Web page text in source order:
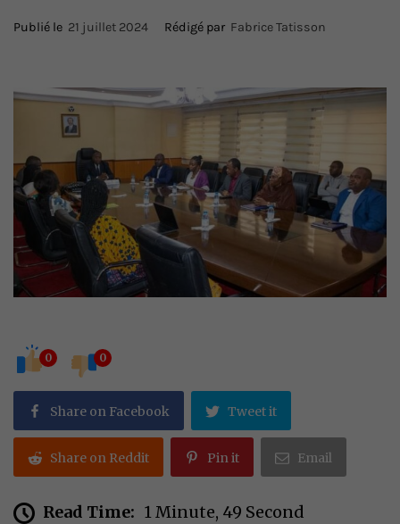
Publié le 21 juillet 2024 Rédigé par Fabrice Tatisson
0 0
Share on Facebook Tweet it
Share on Reddit Pin it Email
Read Time: 1 Minute, 49 Second